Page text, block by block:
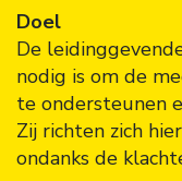
Doel
De
nodig is om de
te ondersteunen
Zij richten zich
ondanks de